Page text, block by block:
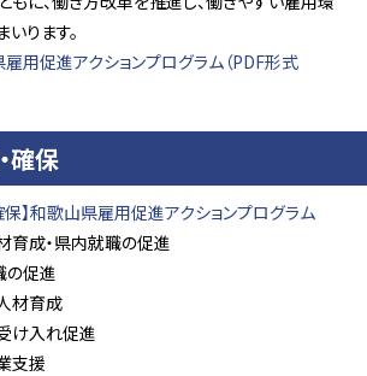
ります。
雇用促進アクションプログラム（PDF形式
確保
保】和歌山県雇用促進アクションプログラム
育成・県内就職の促進
の促進
材育成
け入れ促進
支援